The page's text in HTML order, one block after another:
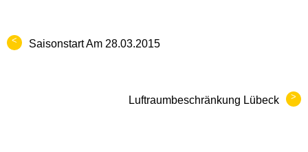
< Saisonstart Am 28.03.2015
>
Luftraumbeschränkung Lübeck